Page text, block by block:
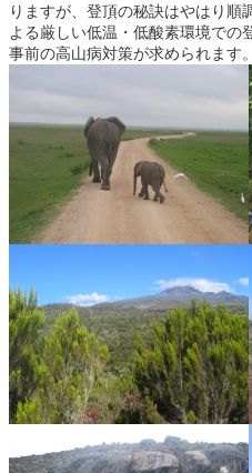
りますが、登頂の秘訣はやはり順
よる厳しい低温・低酸素環境での
事前の高山病対策が求められます。